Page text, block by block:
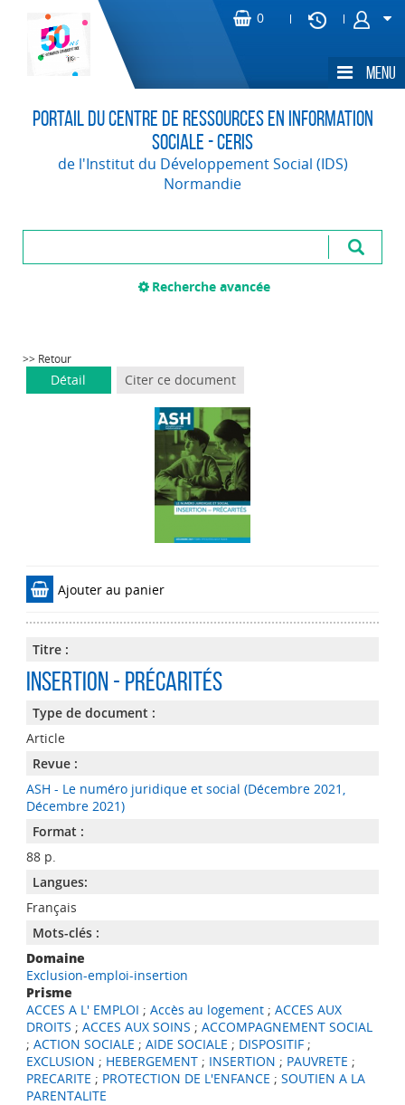
Portail du Centre de Ressources en Information
Sociale - CERIS
de l'Institut du Développement Social (IDS)
Normandie
Recherche avancée
>> Retour
Détail Citer ce document
Ajouter au panier
Titre :
Insertion - précarités
Type de document :
Article
Revue :
ASH - Le numéro juridique et social (Décembre 2021,
Décembre 2021)
Format :
88 p.
Langues:
Français
Mots-clés :
Domaine
Exclusion-emploi-insertion
Prisme
ACCES A L' EMPLOI ; Accès au logement; ACCES AUX
DROITS ; ACCES AUX SOINS ; ACCOMPAGNEMENT SOCIAL
; ACTION SOCIALE ; AIDE SOCIALE ; DISPOSITIF;
EXCLUSION ; HEBERGEMENT; INSERTION ; PAUVRETE ;
PRECARITE ; PROTECTION DE L'ENFANCE ; SOUTIEN A LA
PARENTALITE